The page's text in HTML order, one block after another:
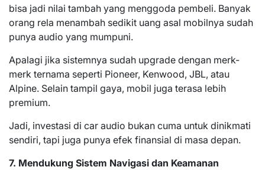
bisa jadi nilai tambah yang menggoda pembeli. Banyak
orang rela menambah sedikit uang asal mobilnya sudah
punya audio yang mumpuni.
Apalagi jika sistemnya sudah upgrade dengan merk-
merk ternama seperti Pioneer, Kenwood, JBL, atau
Alpine. Selain tampil gaya, mobil juga terasa lebih
premium.
Jadi, investasi di car audio bukan cuma untuk dinikmati
sendiri, tapi juga punya efek finansial di masa depan.
7. Mendukung Sistem Navigasi dan Keamanan